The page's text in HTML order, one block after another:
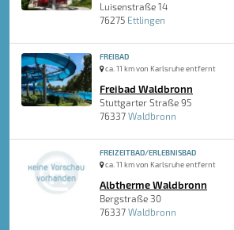
Luisenstraße 14
76275 Ettlingen
FREIBAD
ca. 11 km von Karlsruhe entfernt
Freibad Waldbronn
Stuttgarter Straße 95
76337 Waldbronn
FREIZEITBAD/ERLEBNISBAD
ca. 11 km von Karlsruhe entfernt
Albtherme Waldbronn
Bergstraße 30
76337 Waldbronn